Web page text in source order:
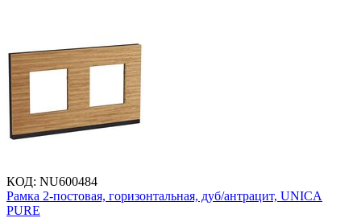
КОД: NU600484
Рамка 2-постовая, горизонтальная, дуб/антрацит, UNICA
PURE